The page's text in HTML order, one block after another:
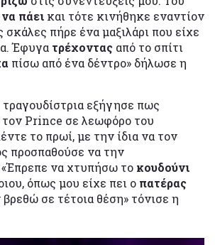
πάει και τότε κινήθηκε εναντίον
πήρε ένα μαξιλάρι που είχε
Έφυγα τρέχοντας από το σπίτι
πίσω από ένα δέντρο» δήλωσε η
εξήγησε πως
τον Prince σε λεωφόρο του
το πρωί, με την ίδια να τον
προσπαθούσε να την
«Έπρεπε να χτυπήσω το κουδούνι
όπως μου είχε πει ο πατέρας
σε τέτοια θέση» τόνισε η